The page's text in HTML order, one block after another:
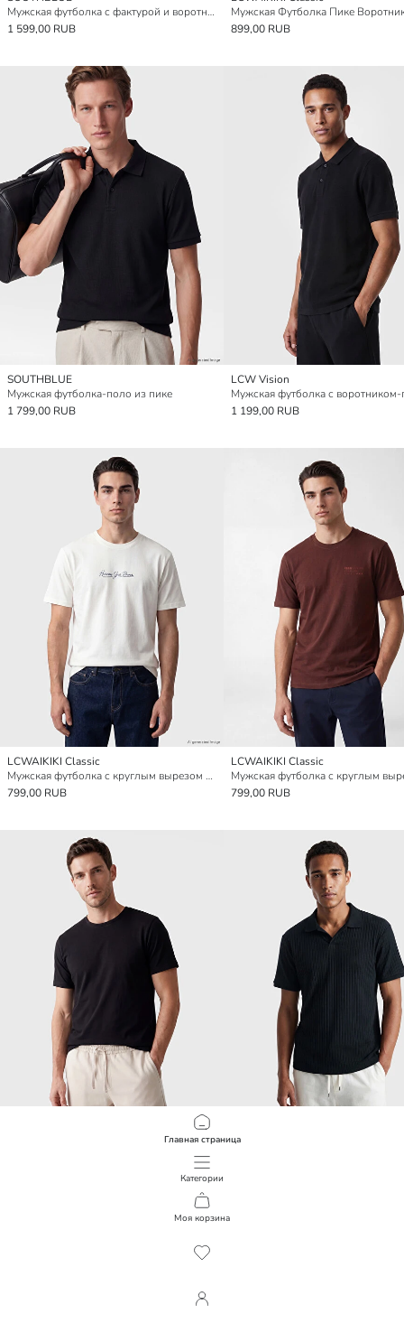
Главная страница
Категории
Моя корзина
Мужская футболка с фактурой и воротником-поло
1 599,00 RUB
Мужская Футболка Пике
899,00 RUB
SOUTHBLUE
Мужская футболка-поло из пике
1 799,00 RUB
LCW Vision
Мужская футболка с
1 199,00 RUB
LCWAIKIKI Classic
Мужская футболка с круглым вырезом и текстовым принтом
799,00 RUB
LCWAIKIKI Classic
799,00 RUB
Слим Фит 100% Хлопок Мужская Футболка
LCW Vision